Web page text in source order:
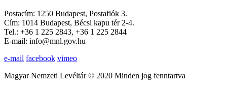
Postacím: 1250 Budapest, Postafiók 3.
Cím: 1014 Budapest, Bécsi kapu tér 2-4.
Tel.: +36 1 225 2843, +36 1 225 2844
E-mail: info@mnl.gov.hu
e-mail facebook vimeo
Magyar Nemzeti Levéltár © 2020 Minden jog fenntartva